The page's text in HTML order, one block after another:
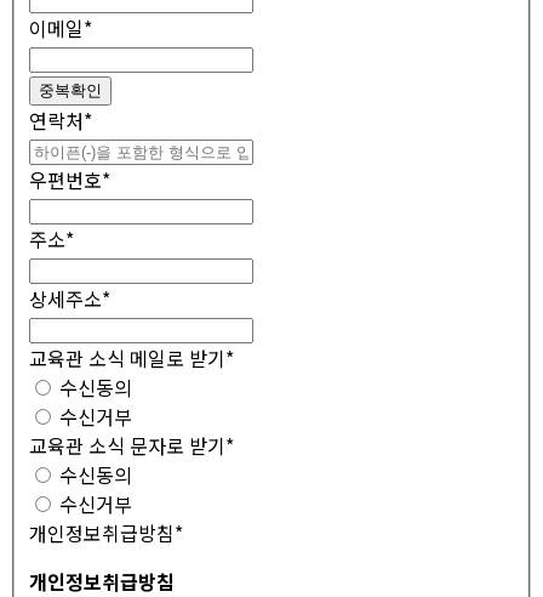
이메일*
중복확인
연락처*
우편번호*
주소*
상세주소*
교육관 소식 메일로 받기*
수신동의
수신거부
교육관 소식 문자로 받기*
수신동의
수신거부
개인정보취급방침*
개인정보취급방침